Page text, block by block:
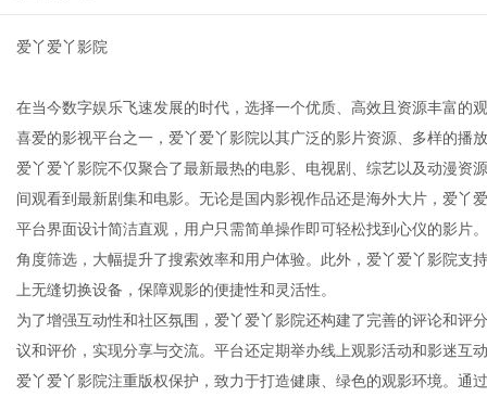
爱丫爱丫影院
在当今数字娱乐飞速发展的时代，选择一个优质、高效且资源丰富的
喜爱的影视平台之一，爱丫爱丫影院以其广泛的影片资源、多样的播
爱丫爱丫影院不仅聚合了最新最热的电影、电视剧、综艺以及动漫资
间观看到最新剧集和电影。无论是国内影视作品还是海外大片，爱丫
平台界面设计简洁直观，用户只需简单操作即可轻松找到心仪的影片
角度筛选，大幅提升了搜索效率和用户体验。此外，爱丫爱丫影院支
上无缝切换设备，保障观影的便捷性和灵活性。
为了增强互动性和社区氛围，爱丫爱丫影院还构建了完善的评论和评
议和评价，实现分享与交流。平台还定期举办线上观影活动和影迷互
爱丫爱丫影院注重版权保护，致力于打造健康、绿色的观影环境。通